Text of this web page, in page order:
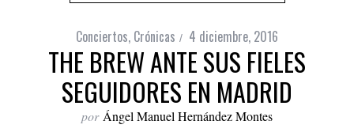
Conciertos, Crónicas 4 diciembre, 2016
THE BREW ANTE SUS FIELES
SEGUIDORES EN MADRID
por Ángel Manuel Hernández Montes